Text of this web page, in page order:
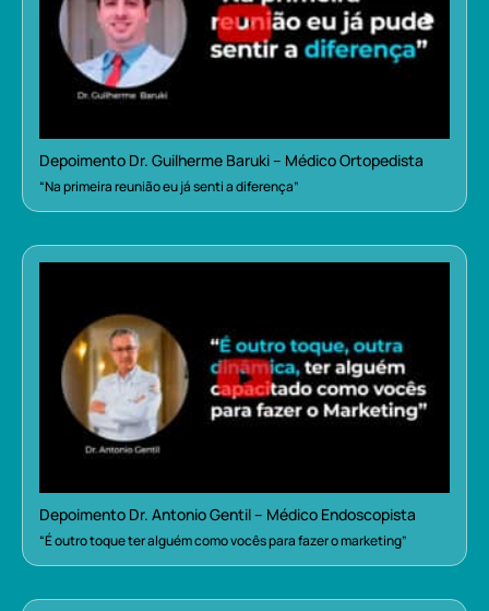
Depoimento Dr. Guilherme Baruki – Médico Ortopedista
“Na primeira reunião eu já senti a diferença”
Depoimento Dr. Antonio Gentil – Médico Endoscopista
“É outro toque ter alguém como vocês para fazer o marketing”